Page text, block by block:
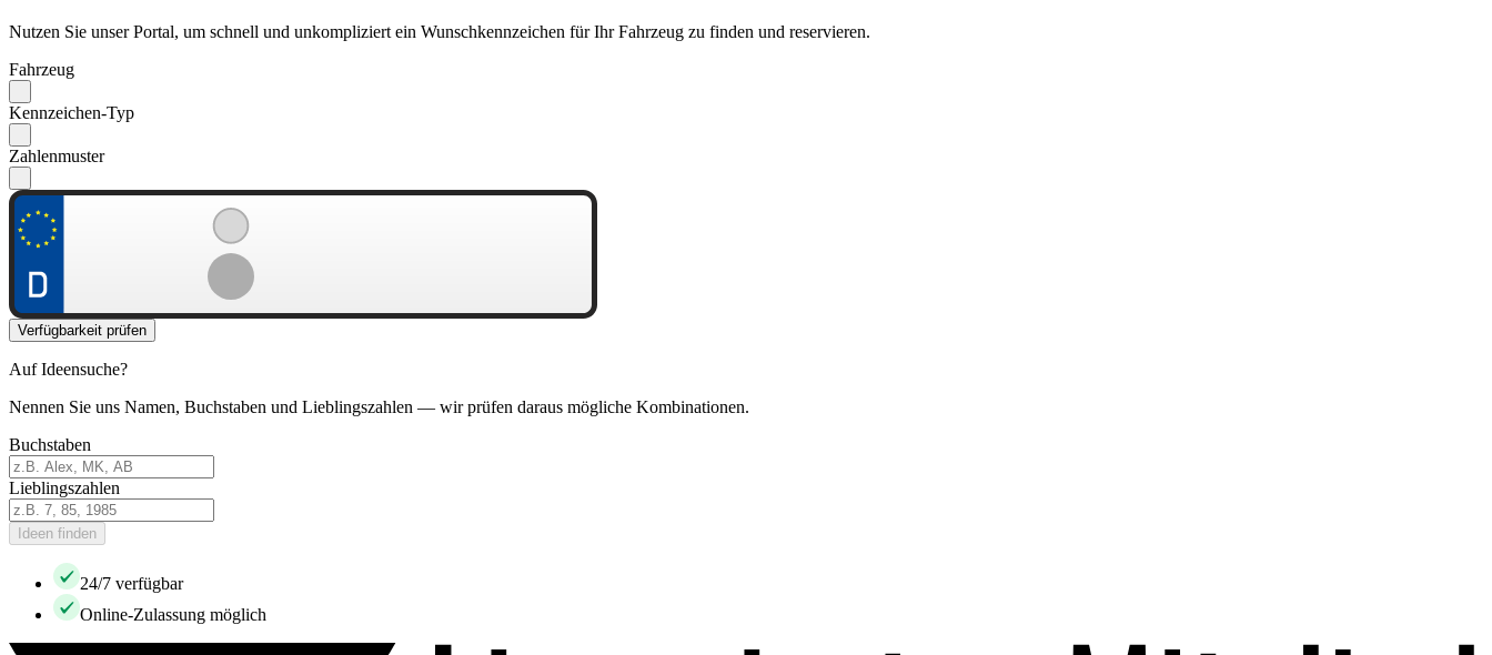
Nutzen Sie unser Portal, um schnell und unkompliziert ein Wunschkennzeichen für Ihr Fahrzeug zu finden und reservieren.
Fahrzeug
Kennzeichen-Typ
Zahlenmuster
Verfügbarkeit prüfen
Auf Ideensuche?
Nennen Sie uns Namen, Buchstaben und Lieblingszahlen — wir prüfen daraus mögliche Kombinationen.
Buchstaben
Lieblingszahlen
Ideen finden
24/7 verfügbar
Online-Zulassung möglich